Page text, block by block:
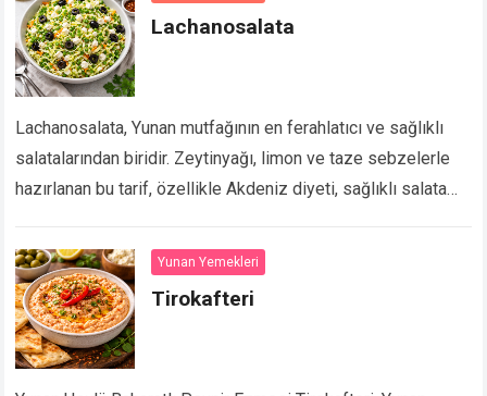
Lachanosalata
Lachanosalata, Yunan mutfağının en ferahlatıcı ve sağlıklı
salatalarından biridir. Zeytinyağı, limon ve taze sebzelerle
hazırlanan bu tarif, özellikle Akdeniz diyeti, sağlıklı salata
Devamını Oku...
Yunan Yemekleri
Tirokafteri